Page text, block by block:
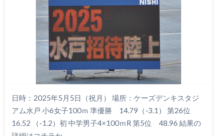
日時：2025年5月5日（祝月） 場所：ケーズデンキスタジ
アム水戸 小6女子100ｍ 準優勝 14.79（-3.1） 第26位
16.52 （-1.2）初 中学男子4×100ｍR 第5位 48.96 結果の